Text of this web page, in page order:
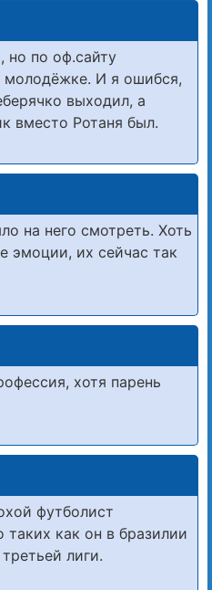
но по оф.сайту
молодёжке. И я ошибся,
выходил, а
вместо Ротаня был.
на него смотреть. Хоть
эмоции, их сейчас так
хотя парень
футболист
таких как он в бразилии
лиги.